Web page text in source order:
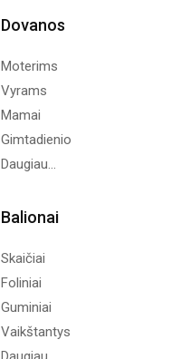
Dovanos
Moterims
Vyrams
Mamai
Gimtadienio
Daugiau...
Balionai
Skaičiai
Foliniai
Guminiai
Vaikštantys